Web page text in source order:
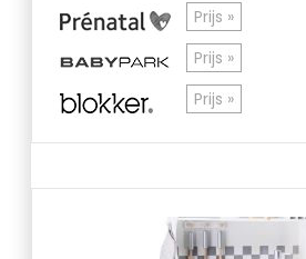
Prijs »
Prijs »
Prijs »